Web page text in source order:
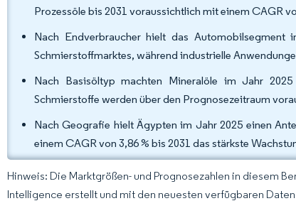
Prozessöle bis 2031 voraussichtlich mit einem CAGR
Nach Endverbraucher hielt das
Schmierstoffmarktes, während industrielle
Nach Basisöltyp machten Mineralöle im Jahr
Schmierstoffe werden über den Prognosezeitraum
Nach Geografie hielt Ägypten im Jahr 2025 einen
einem CAGR von 3,86 % bis 2031 das stärkste
Hinweis: Die Marktgrößen- und Prognosezahlen in diesem
Intelligence erstellt und mit den neuesten verfügbaren